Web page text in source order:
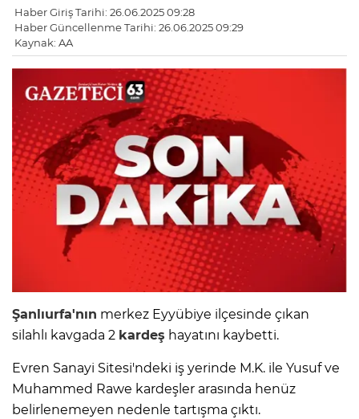
Haber Giriş Tarihi: 26.06.2025 09:28
Haber Güncellenme Tarihi: 26.06.2025 09:29
Kaynak: AA
Şanlıurfa'nın merkez Eyyübiye ilçesinde çıkan
silahlı kavgada 2 kardeş hayatını kaybetti.
Evren Sanayi Sitesi'ndeki iş yerinde M.K. ile Yusuf ve
Muhammed Rawe kardeşler arasında henüz
belirlenemeyen nedenle tartışma çıktı.